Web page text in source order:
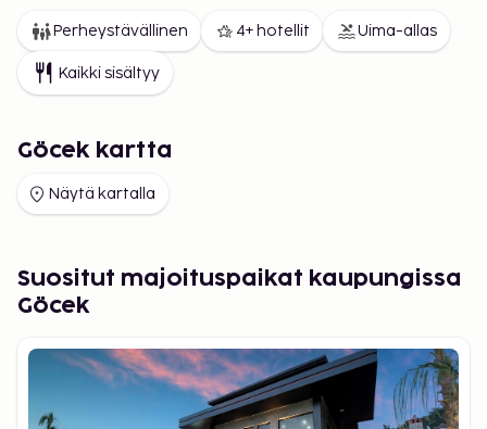
Perheystävällinen 4+ hotellit Uima-allas
Kaikki sisältyy
Göcek kartta
Näytä kartalla
Suositut majoituspaikat kaupungissa
Göcek